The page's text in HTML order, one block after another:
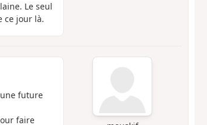
Le seul
ce jour là.
future
faire